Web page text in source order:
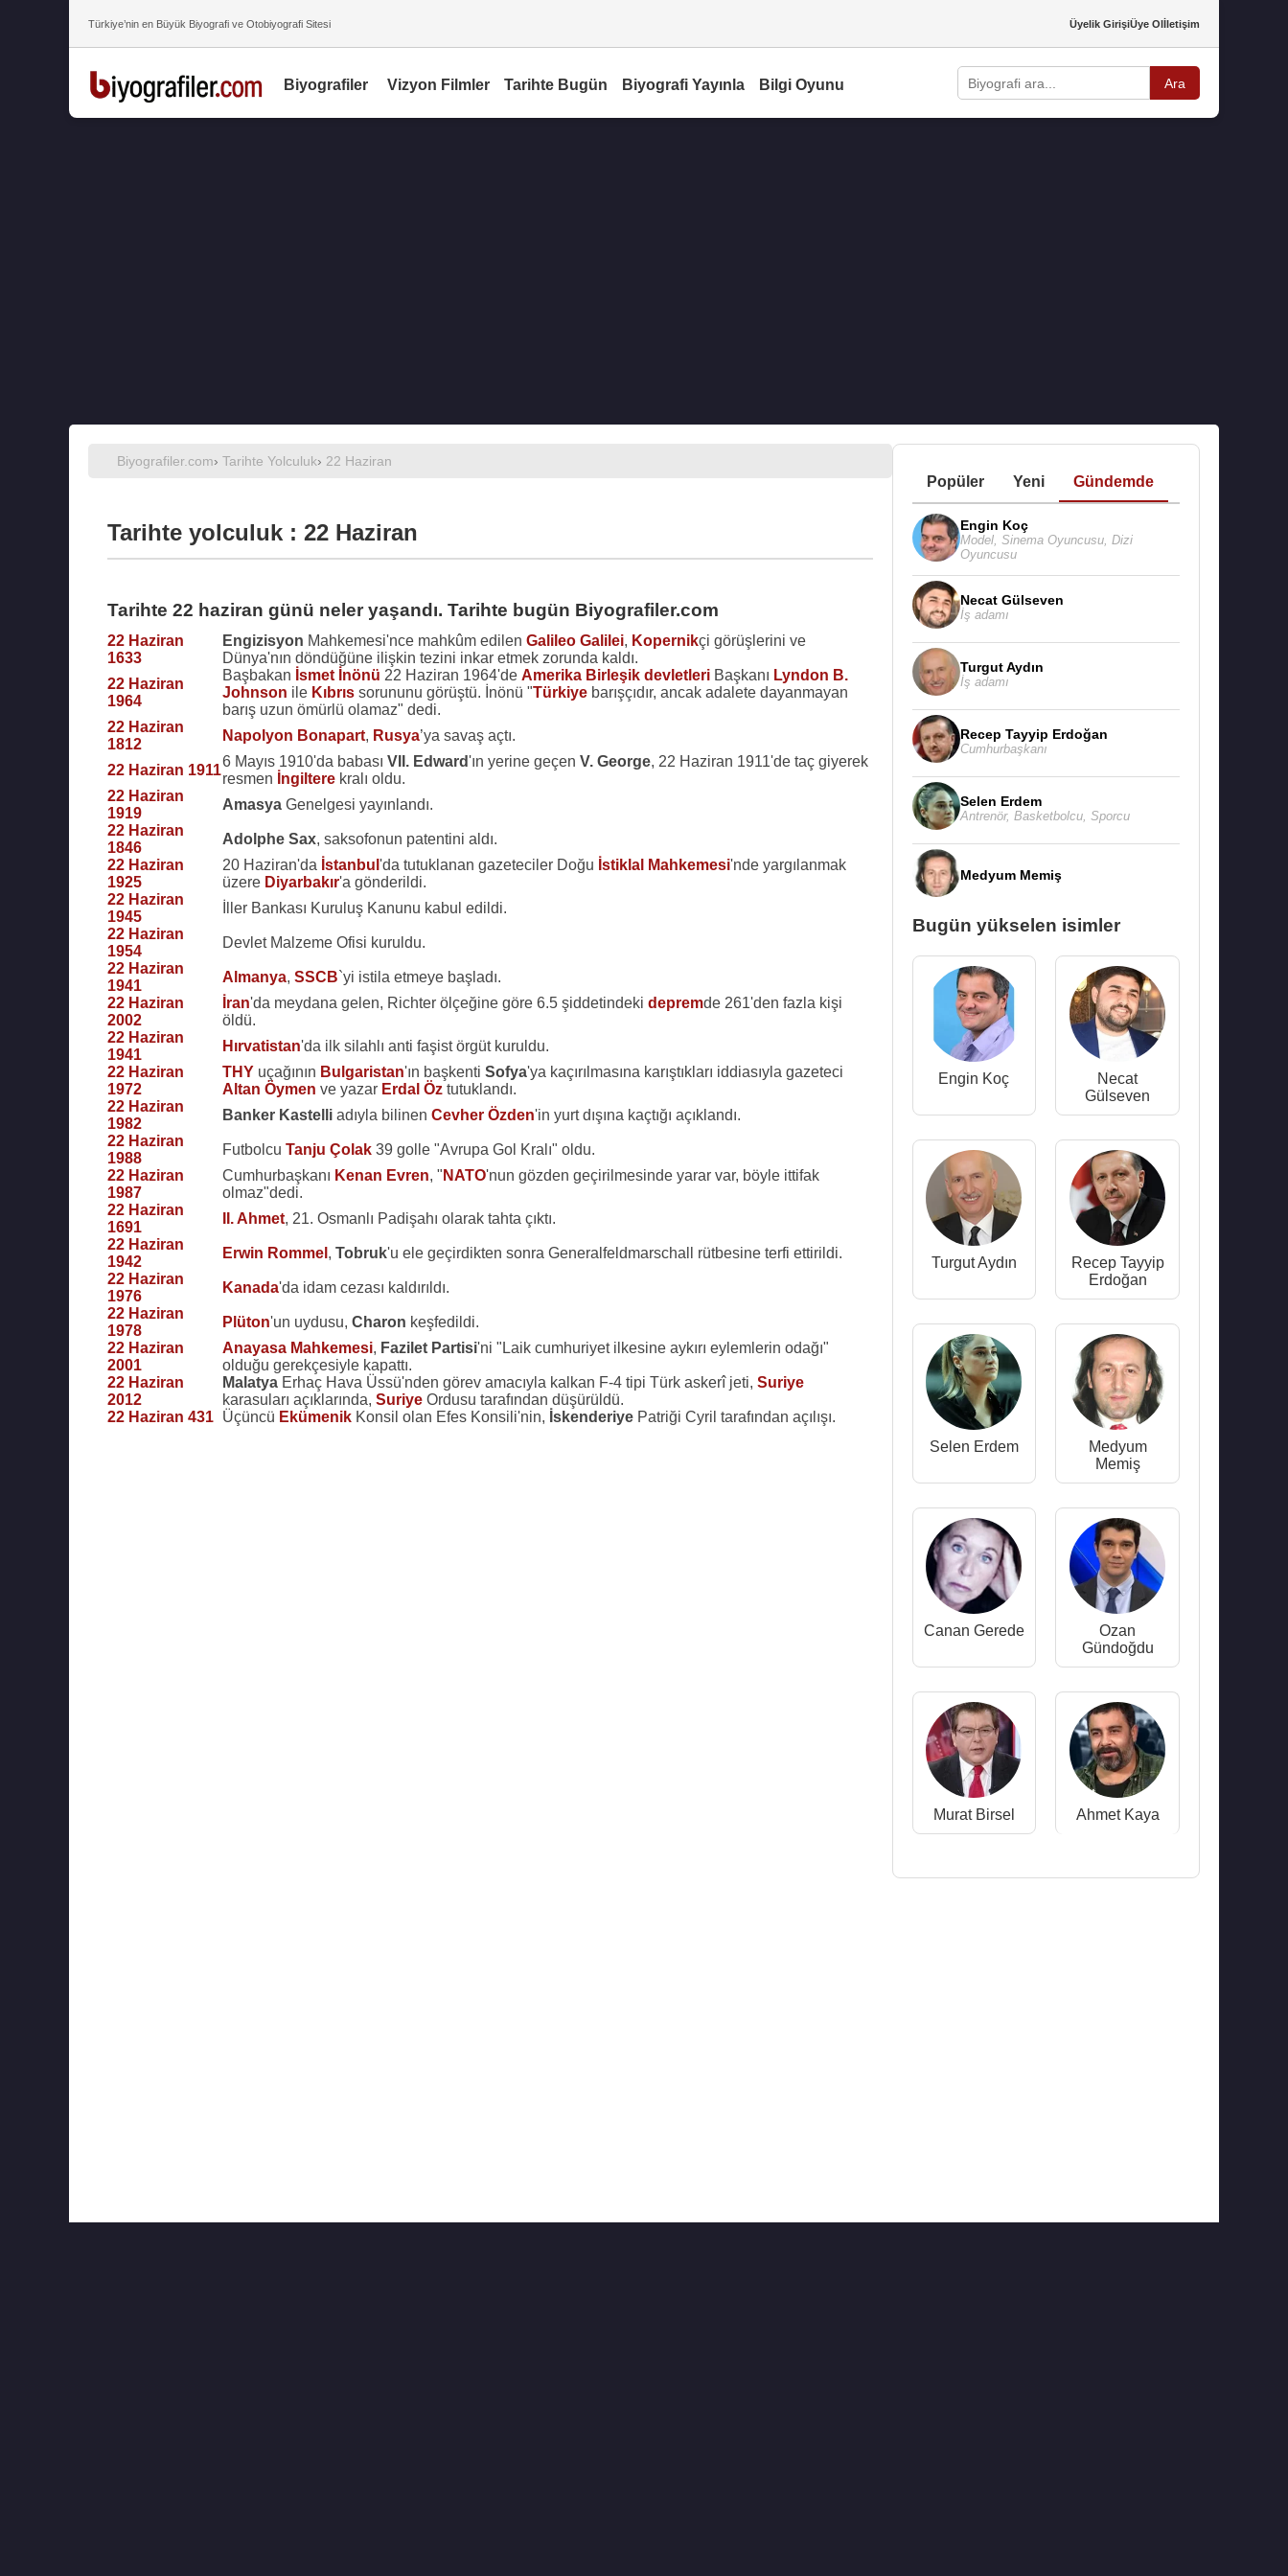
Türkiye’nin en Büyük Biyografi ve Otobiyografi Sitesi Üyelik GirişiÜye Olİletişim
Biyografiler Vizyon Filmler Tarihte Bugün Biyografi Yayınla Bilgi Oyunu Ara
Biyografiler.com› Tarihte Yolculuk› 22 Haziran
Tarihte yolculuk : 22 Haziran
Tarihte 22 haziran günü neler yaşandı. Tarihte bugün Biyografiler.com
22 Haziran
1633
Engizisyon Mahkemesi'nce mahkûm edilen Galileo Galilei, Kopernikçi görüşlerini ve
Dünya'nın döndüğüne ilişkin tezini inkar etmek zorunda kaldı.
22 Haziran
1964
Başbakan İsmet İnönü 22 Haziran 1964'de Amerika Birleşik devletleriBaşkanı Lyndon B.
Johnson ile Kıbrıssorununu görüştü. İnönü "Türkiyebarışçıdır, ancak adalete dayanmayan
barış uzun ömürlü olamaz" dedi.
22 Haziran
1812
Napolyon Bonapart, Rusya’ya savaş açtı.
22 Haziran 1911
6 Mayıs 1910'da babası VII. Edward'ın yerine geçen V. George, 22 Haziran 1911'de taç giyerek
resmen İngilterekralı oldu.
22 Haziran
1919
AmasyaGenelgesi yayınlandı.
22 Haziran
1846
Adolphe Sax, saksofonun patentini aldı.
22 Haziran
1925
20 Haziran'da İstanbul 'da tutuklanan gazeteciler Doğu İstiklal Mahkemesi'nde yargılanmak
üzere Diyarbakır'a gönderildi.
22 Haziran
1945
İller Bankası Kuruluş Kanunu kabul edildi.
22 Haziran
1954
Devlet Malzeme Ofisi kuruldu.
22 Haziran
1941
Almanya, SSCB`yi istila etmeye başladı.
22 Haziran
2002
İran'da meydana gelen, Richter ölçeğine göre 6.5 şiddetindeki depremde 261'den fazla kişi
öldü.
22 Haziran
1941
Hırvatistan'da ilk silahlı anti faşist örgüt kuruldu.
22 Haziran
1972
THYuçağının Bulgaristan'ın başkenti Sofya'ya kaçırılmasına karıştıkları iddiasıyla gazeteci
Altan Öymen ve yazar Erdal Öztutuklandı.
22 Haziran
1982
Banker Kastelliadıyla bilinen Cevher Özden'in yurt dışına kaçtığı açıklandı.
22 Haziran
1988
Futbolcu Tanju Çolak39 golle "Avrupa Gol Kralı" oldu.
22 Haziran
1987
Cumhurbaşkanı Kenan Evren, " NATO'nun gözden geçirilmesinde yarar var, böyle ittifak
olmaz"dedi.
22 Haziran
1691
II. Ahmet, 21. Osmanlı Padişahı olarak tahta çıktı.
22 Haziran
1942
Erwin Rommel , Tobruk'u ele geçirdikten sonra Generalfeldmarschall rütbesine terfi ettirildi.
22 Haziran
1976
Kanada'da idam cezası kaldırıldı.
22 Haziran
1978
Plüton'un uydusu, Charon keşfedildi.
22 Haziran
2001
Anayasa Mahkemesi, Fazilet Partisi'ni "Laik cumhuriyet ilkesine aykırı eylemlerin odağı"
olduğu gerekçesiyle kapattı.
22 Haziran
2012
MalatyaErhaç Hava Üssü'nden görev amacıyla kalkan F-4 tipi Türk askerî jeti, Suriye
karasuları açıklarında, SuriyeOrdusu tarafından düşürüldü.
22 Haziran 431 Üçüncü EkümenikKonsil olan Efes Konsili'nin, İskenderiyePatriği Cyril tarafından açılışı.
Popüler Yeni Gündemde
Engin Koç
Model, Sinema Oyuncusu, Dizi
Oyuncusu
Necat Gülseven
İş adamı
Turgut Aydın
İş adamı
Recep Tayyip Erdoğan
Cumhurbaşkanı
Selen Erdem
Antrenör, Basketbolcu, Sporcu
Medyum Memiş
Bugün yükselen isimler
Engin Koç
Necat
Gülseven
Turgut Aydın
Recep Tayyip
Erdoğan
Selen Erdem
Medyum
Memiş
Canan Gerede
Ozan
Gündoğdu
Murat Birsel Ahmet Kaya